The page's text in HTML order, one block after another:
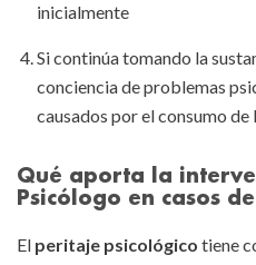
inicialmente
Si continúa tomando la
conciencia de problemas
causados por el consumo de
Qué aporta la
Psicólogo en casos
El peritaje psicológico tiene